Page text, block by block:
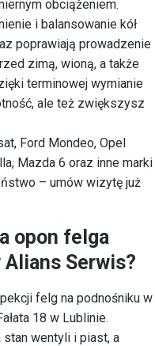
obciążeniem.
i balansowanie kół
poprawiają prowadzenie
zimą, wioną, a także
terminowej wymianie
ale też zwiększysz
Ford Mondeo, Opel
Mazda 6 oraz inne marki
– umów wizytę już
opon felga
Serwis?
felg na podnośniku w
18 w Lublinie.
stan wentyli i piast, a